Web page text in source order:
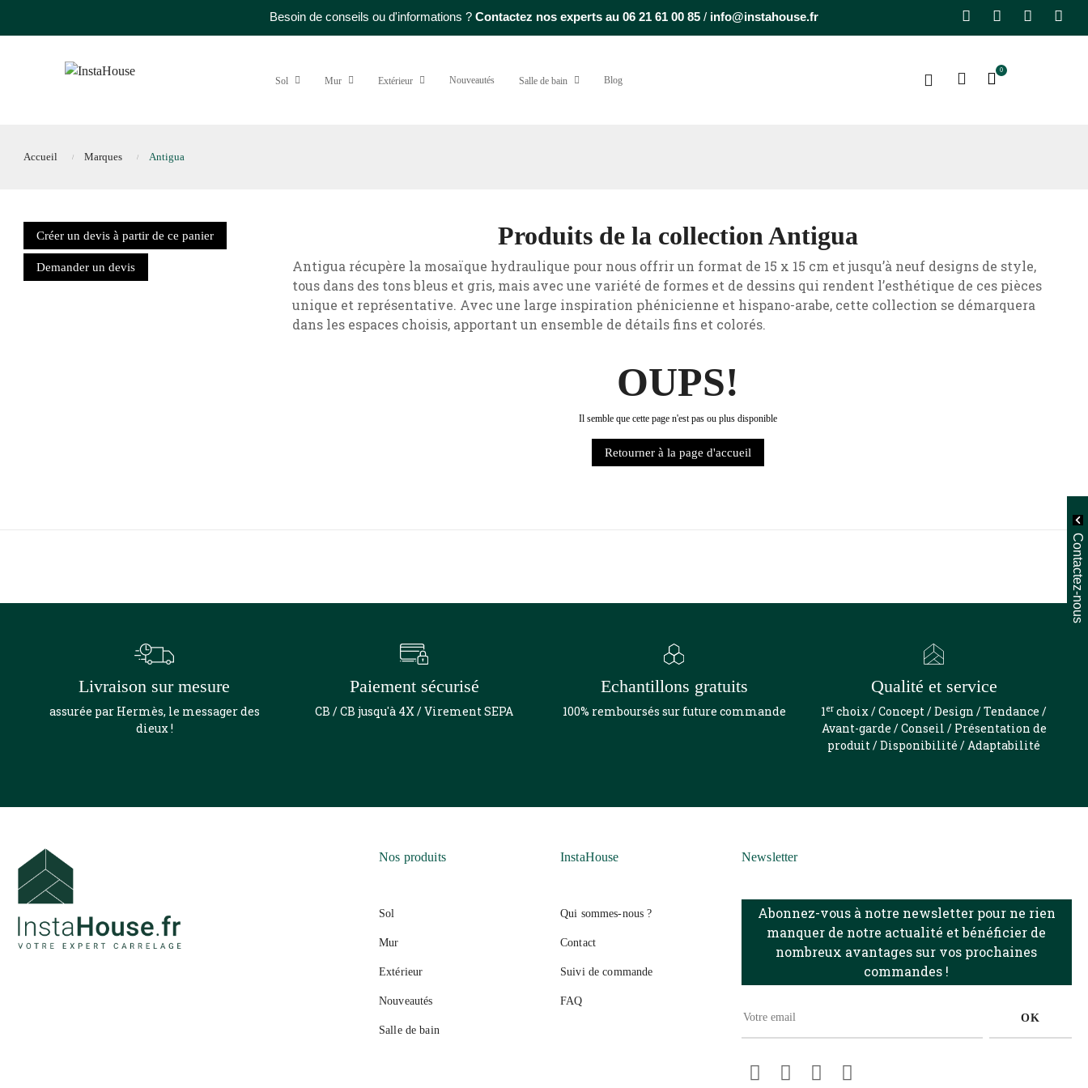
Besoin de conseils ou d'informations ? Contactez nos experts au 06 21 61 00 85 / info@instahouse.fr FacebookPinterest
Sol Mur Extérieur Nouveautés Salle de bain Blog
0
Accueil Marques Antigua
Créer un devis à partir de ce panier
Demander un devis
Produits de la collection Antigua
Antigua récupère la mosaïque hydraulique pour nous offrir un format de 15 x 15 cm et jusqu’à neuf designs de style,
tous dans des tons bleus et gris, mais avec une variété de formes et de dessins qui rendent l’esthétique de ces pièces
unique et représentative. Avec une large inspiration phénicienne et hispano-arabe, cette collection se démarquera
dans les espaces choisis, apportant un ensemble de détails fins et colorés.
OUPS!
Il semble que cette page n'est pas ou plus disponible
Retourner à la page d'accueil
Livraison sur mesure
assurée par Hermès, le messager des
dieux !
Paiement sécurisé
CB / CB jusqu'à 4X / Virement SEPA
Echantillons gratuits
100% remboursés sur future commande
Qualité et service
1er choix / Concept / Design / Tendance /
Avant-garde / Conseil / Présentation de
produit / Disponibilité / Adaptabilité
Nos produits
Sol
Mur
Extérieur
Nouveautés
Salle de bain
InstaHouse
Qui sommes-nous ?
Contact
Suivi de commande
FAQ
Newsletter
Abonnez-vous à notre newsletter pour ne rien
manquer de notre actualité et bénéficier de
nombreux avantages sur vos prochaines
commandes !
OK
Contactez-nous